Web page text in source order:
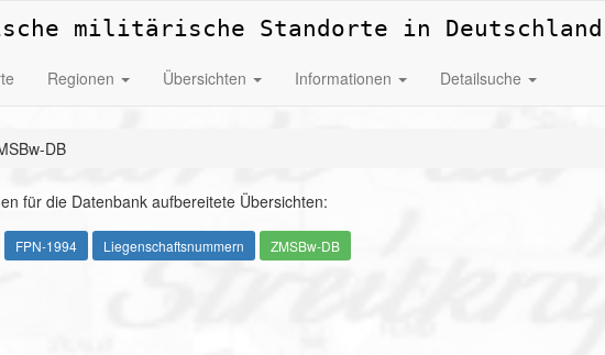
militärische Standorte in Deutschland
Regionen Übersichten Informationen Detailsuche
DB
für die Datenbank aufbereitete Übersichten:
FPN-1994 Liegenschaftsnummern ZMSBw-DB